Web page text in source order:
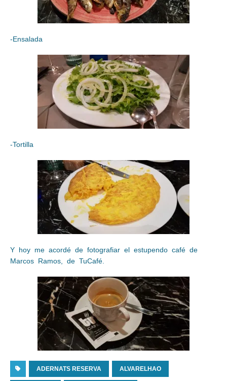
-Ensalada
-Tortilla
Y hoy me acordé de fotografiar el estupendo café de
Marcos Ramos, de TuCafé.
ADERNATS RESERVA ALVARELHAO